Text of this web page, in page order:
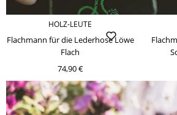
HOLZ-LEUTE
Flachmann für die Lederhose Löwe
Flach
74,90 €